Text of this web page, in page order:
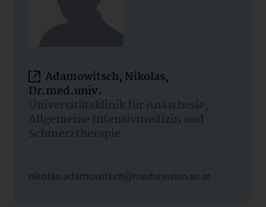
Adamowitsch, Nikolas,
Dr.med.univ.
Universitätsklinik für Anästhesie,
Allgemeine Intensivmedizin und
Schmerztherapie
nikolas.adamowitsch@meduniwien.ac.at